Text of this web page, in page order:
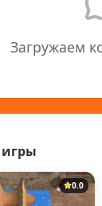
Загружаем
0.0